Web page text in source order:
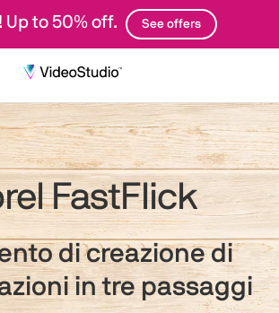
Up to 50% off. See offers
FastFlick
di creazione di
in tre passaggi